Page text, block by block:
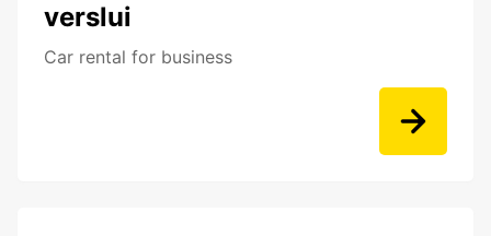
verslui
Car rental for business